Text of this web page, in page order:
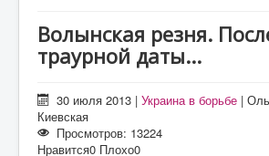
Литература
Волынская резня.
траурной даты...
30 июля 2013 |Украина в борьбе |
Киевская
Просмотров: 13224
Нравится0 Плохо0